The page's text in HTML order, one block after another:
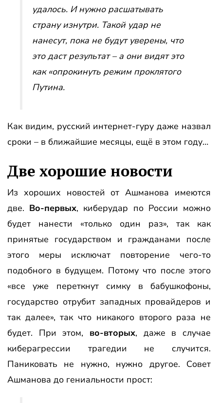
удалось. И нужно расшатывать
страну изнутри. Такой удар не
нанесут, пока не будут уверены, что
это даст результат – а они видят это
как «опрокинуть режим проклятого
Путина.
Как видим, русский интернет-гуру даже назвал
сроки – в ближайшие месяцы, ещё в этом году…
Две хорошие новости
Из хороших новостей от Ашманова имеются
две. Во-первых, киберудар по России можно
будет нанести «только один раз», так как
принятые государством и гражданами после
этого меры исключат повторение чего-то
подобного в будущем. Потому что после этого
«все уже переткнут симку в бабушкофоны,
государство отрубит западных провайдеров и
так далее», так что никакого второго раза не
будет. При этом, во-вторых, даже в случае
киберагрессии трагедии не случится.
Паниковать не нужно, нужно другое. Совет
Ашманова до гениальности прост: